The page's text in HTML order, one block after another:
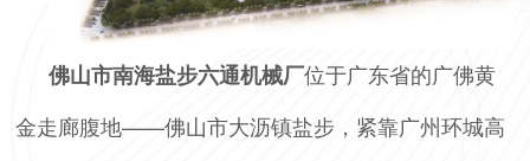
佛山市南海盐步六通机械厂位于广东省的广佛黄
金走廊腹地——佛山市大沥镇盐步，紧靠广州环城高